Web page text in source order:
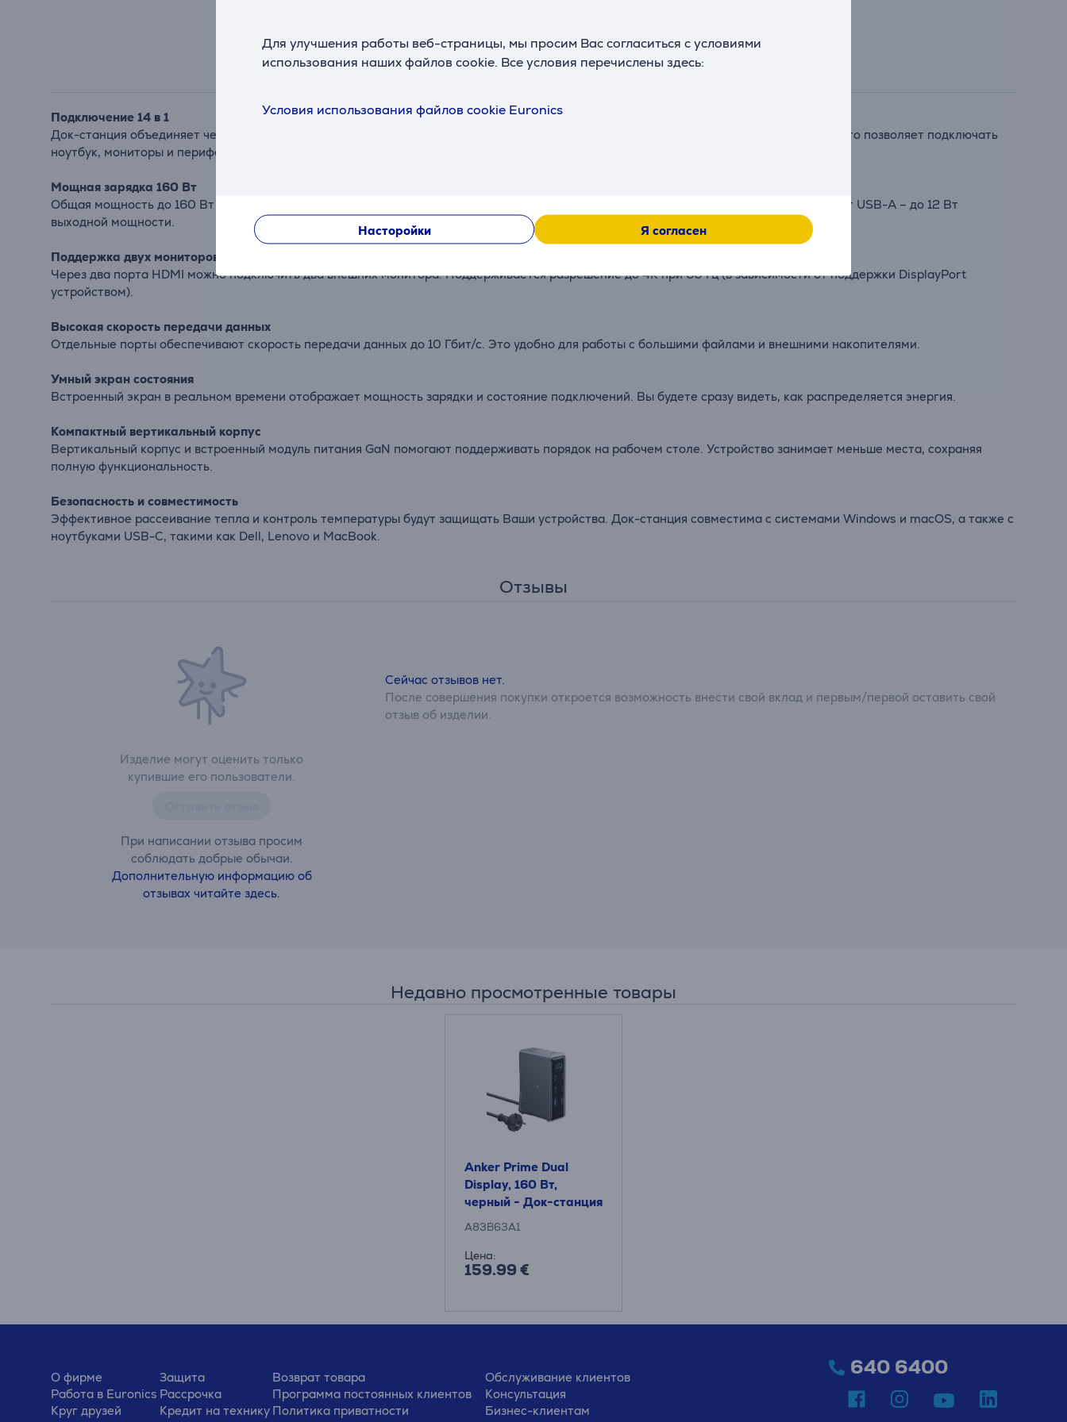
Для улучшения работы веб-страницы, мы просим Вас согласиться с условиями
использования наших файлов cookie. Все условия перечислены здесь:
Условия использования файлов cookie Euronics
Насторойки Я согласен
Подключение 14 в 1
Док-станция объединяет четыре порта USB-C, пять портов USB-A, два порта HDMI, порт Ethernet и аудиопорт в одном устройстве. Это позволяет подключать
ноутбук, мониторы и периферию через одно центральное решение.
Мощная зарядка 160 Вт
Общая мощность до 160 Вт позволяет заряжать несколько устройств одновременно. Три порта USB-C обеспечивают до 100 Вт, а порт USB-A – до 12 Вт
выходной мощности.
Поддержка двух мониторов 4K
Через два порта HDMI можно подключить два внешних монитора. Поддерживается разрешение до 4K при 60 Гц (в зависимости от поддержки DisplayPort
устройством).
Высокая скорость передачи данных
Отдельные порты обеспечивают скорость передачи данных до 10 Гбит/с. Это удобно для работы с большими файлами и внешними накопителями.
Умный экран состояния
Встроенный экран в реальном времени отображает мощность зарядки и состояние подключений. Вы будете сразу видеть, как распределяется энергия.
Компактный вертикальный корпус
Вертикальный корпус и встроенный модуль питания GaN помогают поддерживать порядок на рабочем столе. Устройство занимает меньше места, сохраняя
полную функциональность.
Безопасность и совместимость
Эффективное рассеивание тепла и контроль температуры будут защищать Ваши устройства. Док-станция совместима с системами Windows и macOS, а также с
ноутбуками USB-C, такими как Dell, Lenovo и MacBook.
Отзывы
Изделие могут оценить только
купившие его пользователи.
При написании отзыва просим
соблюдать добрые обычаи.
Дополнительную информацию об
отзывах читайте здесь.
Сейчас отзывов нет.
После совершения покупки откроется возможность внести свой вклад и первым/первой оставить свой
отзыв об изделии.
Недавно просмотренные товары
Anker Prime Dual
Display, 160 Вт,
черный - Док-станция
для ноутбука
A83B63A1
Цена:
159.99 €
О фирме
Работа в Euronics
Круг друзей
Защита
Рассрочка
Кредит на технику
Возврат товара
Программа постоянных клиентов
Политика приватности
Обслуживание клиентов
Консультация
Бизнес-клиентам
640 6400